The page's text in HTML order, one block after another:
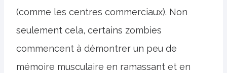
(comme les centres commerciaux). Non
seulement cela, certains zombies
commencent à démontrer un peu de
mémoire musculaire en ramassant et en